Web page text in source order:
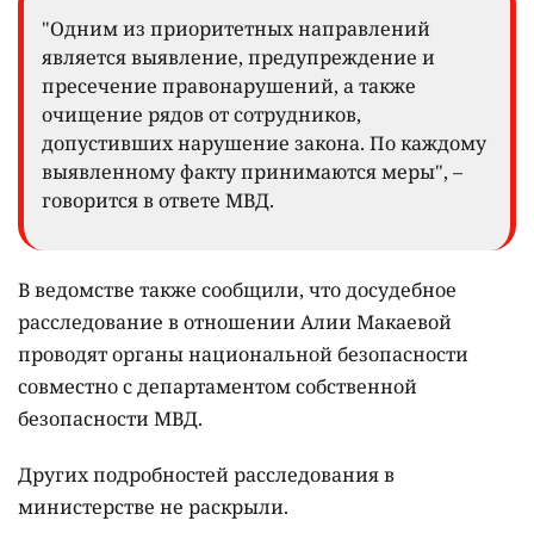
"Одним из приоритетных направлений
является выявление, предупреждение и
пресечение правонарушений, а также
очищение рядов от сотрудников,
допустивших нарушение закона. По каждому
выявленному факту принимаются меры", –
говорится в ответе МВД.
В ведомстве также сообщили, что досудебное
расследование в отношении Алии Макаевой
проводят органы национальной безопасности
совместно с департаментом собственной
безопасности МВД.
Других подробностей расследования в
министерстве не раскрыли.